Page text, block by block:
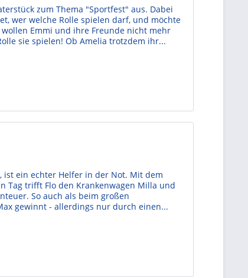
zum Thema "Sportfest" aus. Dabei
wer welche Rolle spielen darf, und möchte
Emmi und ihre Freunde nicht mehr
sie spielen! Ob Amelia trotzdem ihr...
ist ein echter Helfer in der Not. Mit dem
Tag trifft Flo den Krankenwagen Milla und
So auch als beim großen
gewinnt - allerdings nur durch einen...